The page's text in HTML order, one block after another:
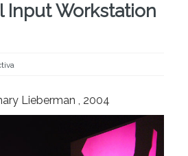
Input Workstation
Lieberman , 2004